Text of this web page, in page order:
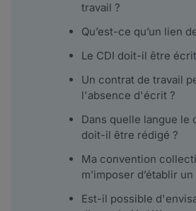
travail ?
Qu’est-ce qu’un lien
Le CDI doit-il être
Un contrat de travail
l'absence d'écrit ?
Dans quelle langue le
doit-il être rédigé ?
Ma convention
m’imposer d’établir
Est-il possible